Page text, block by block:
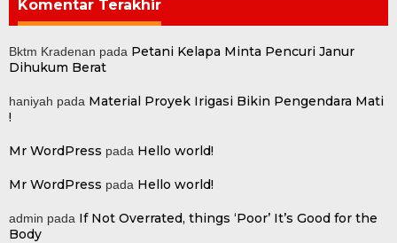
Komentar Terakhir
Bktm Kradenan pada Petani Kelapa Minta Pencuri Janur
Dihukum Berat
haniyah pada Material Proyek Irigasi Bikin Pengendara Mati
!
Mr WordPress pada Hello world!
Mr WordPress pada Hello world!
admin pada If Not Overrated, things ‘Poor’ It’s Good for the
Body